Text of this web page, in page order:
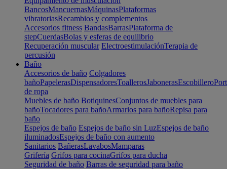
BancosMancuernasMáquinasPlataformas
vibratoriasRecambios y complementos
Accesorios fitness BandasBarrasPlataforma de
stepCuerdasBolas y esferas de equilibrio
Recuperación muscular ElectroestimulaciónTerapia de
percusión
Baño
Accesorios de baño Colgadores
bañoPapelerasDispensadoresToallerosJabonerasEscobillero
de ropa
Muebles de baño BotiquinesConjuntos de muebles para
bañoTocadores para bañoArmarios para bañoRepisa para
baño
Espejos de baño Espejos de baño sin LuzEspejos de baño
iluminadosEspejos de baño con aumento
Sanitarios BañerasLavabosMamparas
Grifería Grifos para cocinaGrifos para ducha
Seguridad de baño Barras de seguridad para baño